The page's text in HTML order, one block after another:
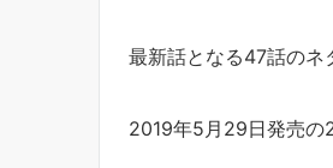
最新話となる47話のネ
2019年5月29日発売の